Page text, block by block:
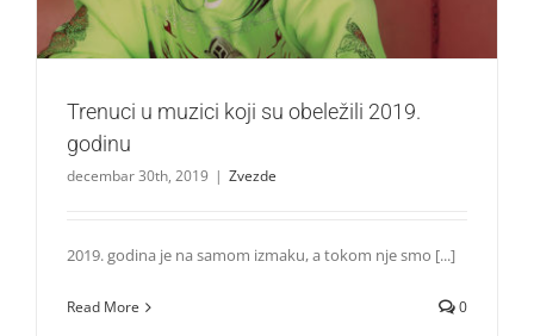
Trenuci u muzici koji su obeležili 2019.
godinu
decembar 30th, 2019 | Zvezde
2019. godina je na samom izmaku, a tokom nje smo [...]
Read More 0